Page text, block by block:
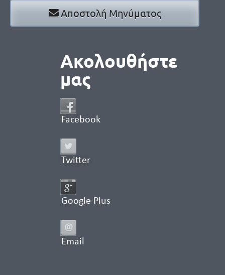
Αποστολή Μηνύματος
Ακολουθήστε
μας
Facebook
Twitter
Google Plus
Email